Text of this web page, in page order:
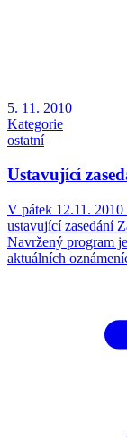
5. 11. 2010
Kategorie
ostatní
Ustavující
V pátek 12.11.
ustavující zasedání
Navržený program
aktuálních